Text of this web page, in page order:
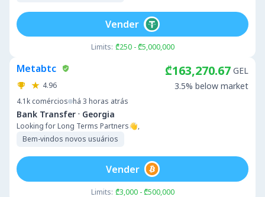
Limits: ₾250 - ₾5,000,000
Vender
Metabtc
4.96
4.1k comércios há 3 horas atrás
Bank Transfer · Georgia
Looking for Long Terms Partners👋,
Bem-vindos novos usuários
₾163,270.67 GEL
3.5% below market
Limits: ₾3,000 - ₾500,000
Vender